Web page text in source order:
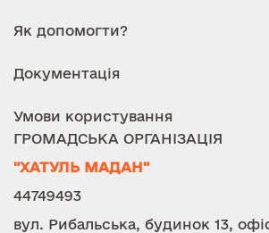
Як допомогти?
Документація
Умови користування
ГРОМАДСЬКА ОРГАНІЗАЦІЯ
"ХАТУЛЬ МАДАН"
44749493
вул. Рибальська, будинок 13,